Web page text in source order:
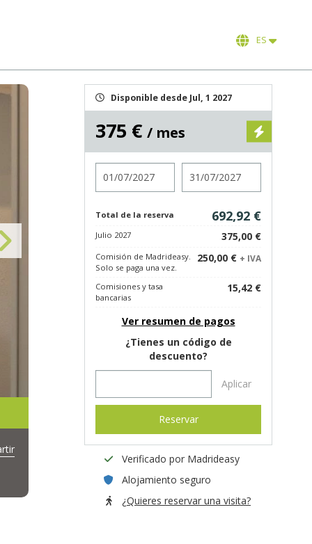
ES
Disponible desde Jul, 1 2027
375 € / mes
Total de la reserva 692,92 €
Julio 2027 375,00 €
Comisión de Madrideasy.
Solo se paga una vez.
250,00 € + IVA
Comisiones y tasa
bancarias
15,42 €
Ver resumen de pagos
¿Tienes un código de
descuento?
Aplicar
Reservar
Verificado por Madrideasy
Alojamiento seguro
¿Quieres reservar una visita?